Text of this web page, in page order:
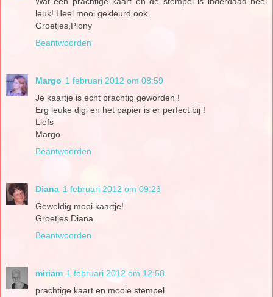
leuk! Heel mooi gekleurd ook.
Groetjes,Plony
Beantwoorden
Margo 1 februari 2012 om 08:59
Je kaartje is echt prachtig geworden !
Erg leuke digi en het papier is er perfect bij !
Liefs
Margo
Beantwoorden
Diana 1 februari 2012 om 09:23
Geweldig mooi kaartje!
Groetjes Diana.
Beantwoorden
miriam 1 februari 2012 om 12:58
prachtige kaart en mooie stempel